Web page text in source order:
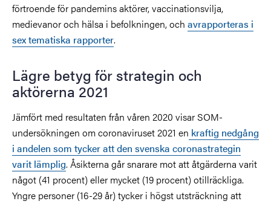
förtroende för pandemins aktörer, vaccinationsvilja,
medievanor och hälsa i befolkningen, och avrapporteras i
sex tematiska rapporter.
Lägre betyg för strategin och
aktörerna 2021
Jämfört med resultaten från våren 2020 visar SOM-
undersökningen om coronaviruset 2021 en kraftig nedgång
i andelen som tycker att den svenska coronastrategin
varit lämplig. Åsikterna går snarare mot att åtgärderna varit
något (41 procent) eller mycket (19 procent) otillräckliga.
Yngre personer (16-29 år) tycker i högst utsträckning att